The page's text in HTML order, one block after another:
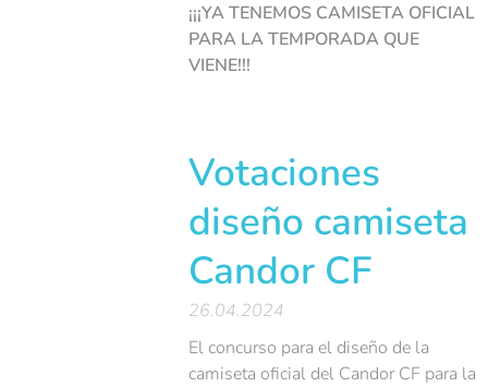
¡¡¡YA TENEMOS CAMISETA OFICIAL
PARA LA TEMPORADA QUE
VIENE!!!
Votaciones
diseño camiseta
Candor CF
26.04.2024
El concurso para el diseño de la
camiseta oficial del Candor CF para la